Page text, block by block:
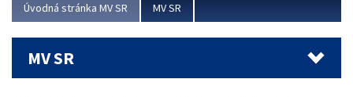
Úvodná stránka MV SR MV SR
MV SR